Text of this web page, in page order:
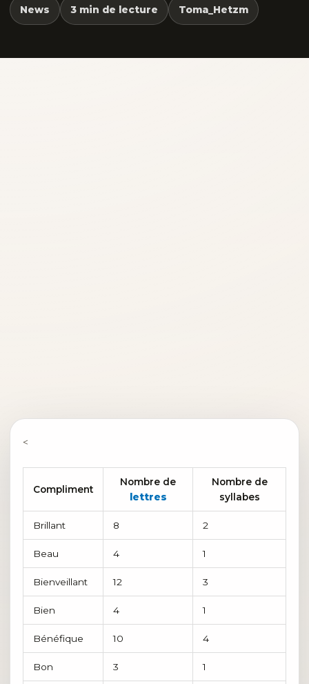
News 3 min de lecture Toma_Hetzm
<
Compliment
Nombre de
lettres
Nombre de
syllabes
Brillant 8 2
Beau 4 1
Bienveillant 12 3
Bien 4 1
Bénéfique 10 4
Bon 3 1